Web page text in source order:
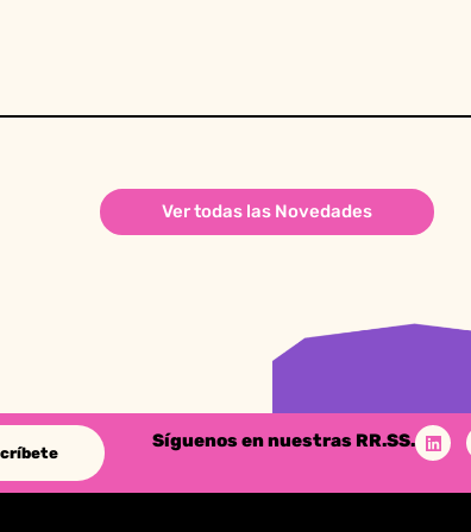
Ver todas las Novedades
Síguenos en nuestras RR.SS.